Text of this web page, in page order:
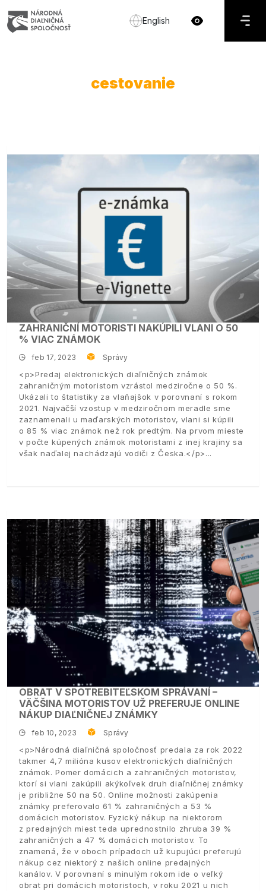
English
cestovanie
ZAHRANIČNÍ MOTORISTI NAKÚPILI VLANI O 50
% VIAC ZNÁMOK
feb 17, 2023 Správy
<p>Predaj elektronických diaľničných známok
zahraničným motoristom vzrástol medziročne o 50 %.
Ukázali to štatistiky za vlaňajšok v porovnaní s rokom
2021. Najväčší vzostup v medziročnom meradle sme
zaznamenali u maďarských motoristov, vlani si kúpili
o 85 % viac známok než rok predtým. Na prvom mieste
v počte kúpených známok motoristami z inej krajiny sa
však naďalej nachádzajú vodiči z Česka.</p>
OBRAT V SPOTREBITEĽSKOM SPRÁVANÍ –
VÄČŠINA MOTORISTOV UŽ PREFERUJE ONLINE
NÁKUP DIAĽNIČNEJ ZNÁMKY
feb 10, 2023 Správy
<p>Národná diaľničná spoločnosť predala za rok 2022
takmer 4,7 milióna kusov elektronických diaľničných
známok. Pomer domácich a zahraničných motoristov,
ktorí si vlani zakúpili akýkoľvek druh diaľničnej známky
je približne 50 na 50. Online možnosti zakúpenia
známky preferovalo 61 % zahraničných a 53 %
domácich motoristov. Fyzický nákup na niektorom
z predajných miest teda uprednostnilo zhruba 39 %
zahraničných a 47 % domácich motoristov. To
znamená, že v oboch prípadoch už kupujúci preferujú
nákup cez niektorý z našich online predajných
kanálov. V porovnaní s minulým rokom ide o veľký
obrat pri domácich motoristoch, v roku 2021 u nich